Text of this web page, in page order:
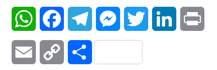
WhatsAppFacebookTelegramMessengerTwitter LinkedIn
Email Copy Compartilhar